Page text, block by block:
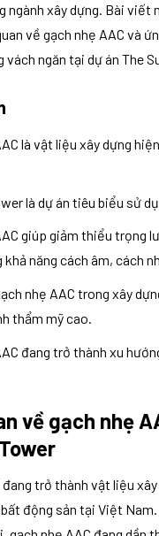
ngành xây dựng. Bài viết
về gạch nhẹ AAC và
vách ngăn tại dự án The
là vật liệu xây dựng
là dự án tiêu biểu sử
giúp giảm thiểu trọng
khả năng cách âm, cách
nhẹ AAC trong xây
thẩm mỹ cao.
đang trở thành xu
về gạch nhẹ
đang trở thành vật liệu
động sản tại Việt